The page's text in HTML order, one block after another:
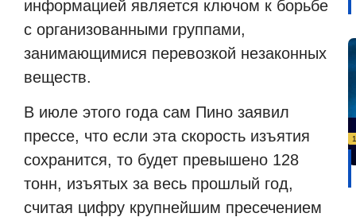
информацией является ключом к борьбе
с организованными группами,
занимающимися перевозкой незаконных
веществ.
В июле этого года сам Пино заявил
прессе, что если эта скорость изъятия
сохранится, то будет превышено 128
тонн, изъятых за весь прошлый год,
считая цифру крупнейшим пресечением